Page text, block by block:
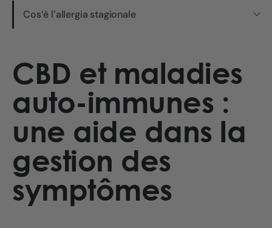
Cos’è l’allergia stagionale
CBD et maladies
auto-immunes :
une aide dans la
gestion des
symptômes